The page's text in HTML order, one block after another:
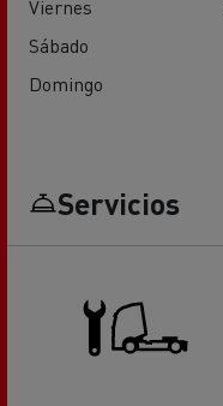
Viernes
Sábado
Domingo
Servicios